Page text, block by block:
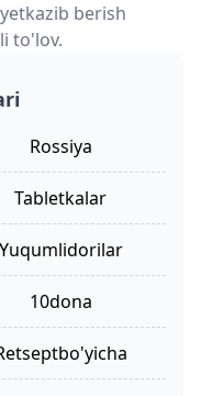
berish
to'lov.
Rossiya
tabletkalar
yuqumlidorilar
10dona
retseptbo'yicha